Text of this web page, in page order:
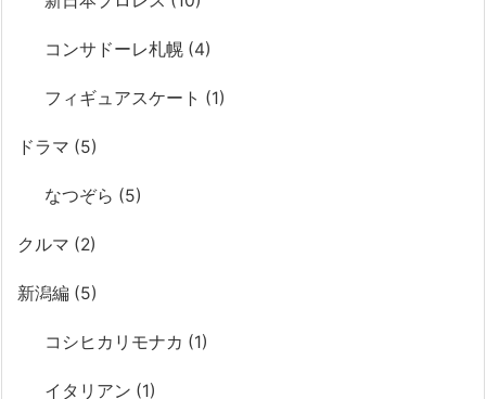
コンサドーレ札幌 (4)
フィギュアスケート (1)
ドラマ (5)
なつぞら (5)
クルマ (2)
新潟編 (5)
コシヒカリモナカ (1)
イタリアン (1)